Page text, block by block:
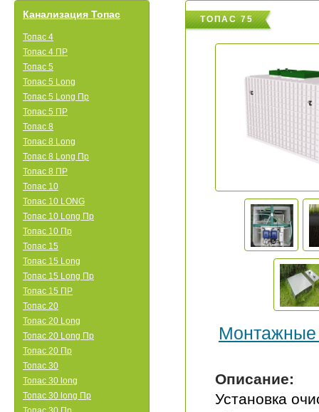
Канализация Топас
Топас 4
Топас 4 ПР
Топас 5
Топас 5 Long
Топас 5 Long Пр
Топас 5 ПР
Топас 8
Топас 8 Long
Топас 8 Long Пр
Топас 8 ПР
Топас 10
Топас 10 LONG
Топас 10 Long Пр
Топас 10 Пр
Топас 15
Топас 15 Long
Топас 15 Long Пр
Топас 15 ПР
Топас 20
Топас 20 Long
Топас 20 Long Пр
Топас 20 Пр
Топас 30
Топас 30 long
Топас 30 long Пр
ТОПАС 75
Описание:
Установка